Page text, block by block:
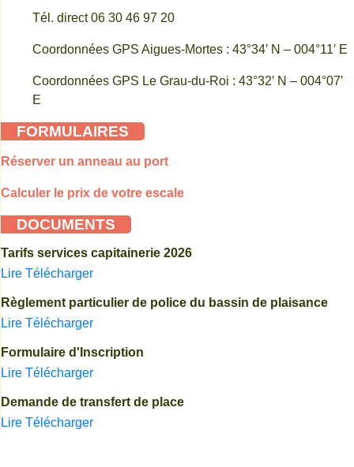
Tél. direct 06 30 46 97 20
Coordonnées GPS Aigues-Mortes : 43°34′ N – 004°11′ E
Coordonnées GPS Le Grau-du-Roi : 43°32′ N – 004°07′
E
FORMULAIRES
Réserver un anneau au port
Calculer le prix de votre escale
DOCUMENTS
Tarifs services capitainerie 2026
Lire Télécharger
Règlement particulier de police du bassin de plaisance
Lire Télécharger
Formulaire d'Inscription
Lire Télécharger
Demande de transfert de place
Lire Télécharger